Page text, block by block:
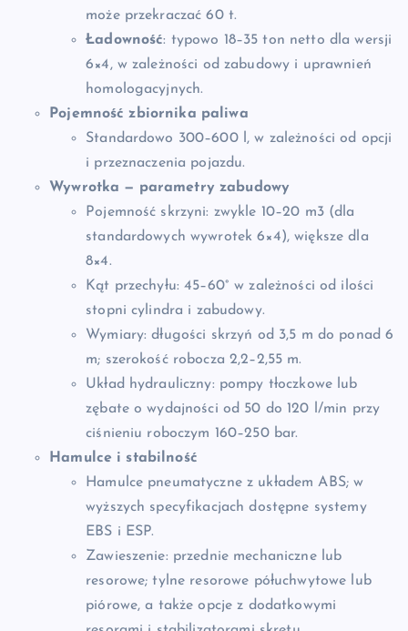
może przekraczać 60 t.
Ładowność: typowo 18–35 ton netto dla wersji
6×4, w zależności od zabudowy i uprawnień
homologacyjnych.
Pojemność zbiornika paliwa
Standardowo 300–600 l, w zależności od opcji
i przeznaczenia pojazdu.
Wywrotka — parametry zabudowy
Pojemność skrzyni: zwykle 10–20 m3 (dla
standardowych wywrotek 6×4), większe dla
8×4.
Kąt przechyłu: 45–60° w zależności od ilości
stopni cylindra i zabudowy.
Wymiary: długości skrzyń od 3,5 m do ponad 6
m; szerokość robocza 2,2–2,55 m.
Układ hydrauliczny: pompy tłoczkowe lub
zębate o wydajności od 50 do 120 l/min przy
ciśnieniu roboczym 160–250 bar.
Hamulce i stabilność
Hamulce pneumatyczne z układem ABS; w
wyższych specyfikacjach dostępne systemy
EBS i ESP.
Zawieszenie: przednie mechaniczne lub
resorowe; tylne resorowe półuchwytowe lub
piórowe, a także opcje z dodatkowymi